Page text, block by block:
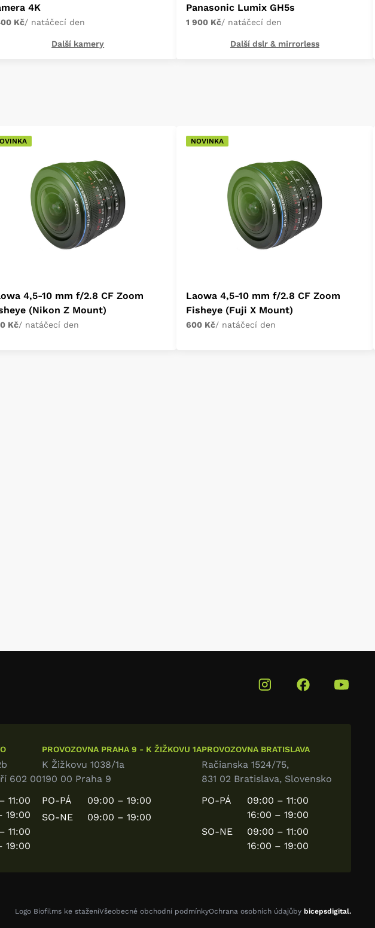
4K
Kč/ natáčecí den
Další kamery
Panasonic Lumix GH5s
1 900 Kč/ natáčecí den
Další dslr & mirrorless
4,5-10 mm f/2.8 CF Zoom
(Nikon Z Mount)
Kč/ natáčecí den
NOVINKA
Laowa 4,5-10 mm f/2.8 CF Zoom
Fisheye (Fuji X Mount)
600 Kč/ natáčecí den
602 00
11:00
19:00
11:00
19:00
PROVOZOVNA PRAHA 9 - K ŽIŽKOVU 1A
K Žižkovu 1038/1a
190 00 Praha 9
PO-PÁ
09:00 – 19:00
SO-NE
09:00 – 19:00
PROVOZOVNA BRATISLAVA
Račianska 1524/75,
831 02 Bratislava, Slovensko
PO-PÁ
09:00 – 11:00
16:00 – 19:00
SO-NE
09:00 – 11:00
16:00 – 19:00
Logo Biofilms ke staženíVšeobecné obchodní podmínkyOchrana osobních údajůby bicepsdigital.